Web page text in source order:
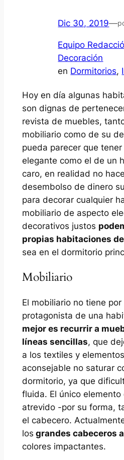
Dic 30, 2019—
Equipo
Decoración
en Dormitorios,
Hoy en día algunas
son dignas de
revista de muebles,
mobiliario como de su
pueda parecer que
elegante como el de un
caro, en realidad no
desembolso de dinero
para decorar cualquier
mobiliario de aspecto
decorativos justos
propias habitaciones
sea en el dormitorio
Mobiliario
El mobiliario no tiene por
protagonista de una
mejor es recurrir a
líneas sencillas, que
a los textiles y
aconsejable no saturar
dormitorio, ya que
fluida. El único
atrevido -por su forma,
el cabecero.
los grandes cabeceros
colores impactantes.